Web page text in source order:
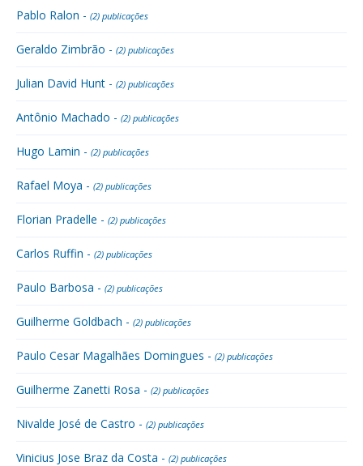
Pablo Ralon - (2) publicações
Geraldo Zimbrão - (2) publicações
Julian David Hunt - (2) publicações
Antônio Machado - (2) publicações
Hugo Lamin - (2) publicações
Rafael Moya - (2) publicações
Florian Pradelle - (2) publicações
Carlos Ruffin - (2) publicações
Paulo Barbosa - (2) publicações
Guilherme Goldbach - (2) publicações
Paulo Cesar Magalhães Domingues - (2) publicações
Guilherme Zanetti Rosa - (2) publicações
Nivalde José de Castro - (2) publicações
Vinicius Jose Braz da Costa - (2) publicações